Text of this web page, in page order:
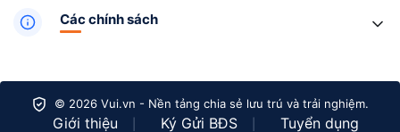
Các chính sách
© 2026 Vui.vn - Nền tảng chia sẻ lưu trú và trải nghiệm.
Giới thiệu Ký Gửi BĐS Tuyển dụng